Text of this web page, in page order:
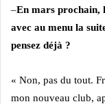
–En mars prochain,
avec au menu la
pensez déjà ?
« Non, pas du tout.
mon nouveau club,